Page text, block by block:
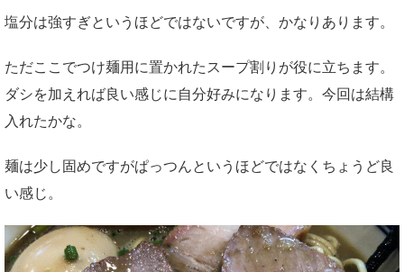
塩分は強すぎというほどではないですが、かなりあります。
ただここでつけ麺用に置かれたスープ割りが役に立ちます。
ダシを加えれば良い感じに自分好みになります。今回は結構
入れたかな。
麺は少し固めですがぱっつんというほどではなくちょうど良
い感じ。